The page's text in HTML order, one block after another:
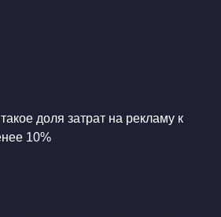
доля затрат на рекламу к
10%